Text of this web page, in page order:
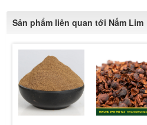
Sản phẩm liên quan tới Nấm Lim